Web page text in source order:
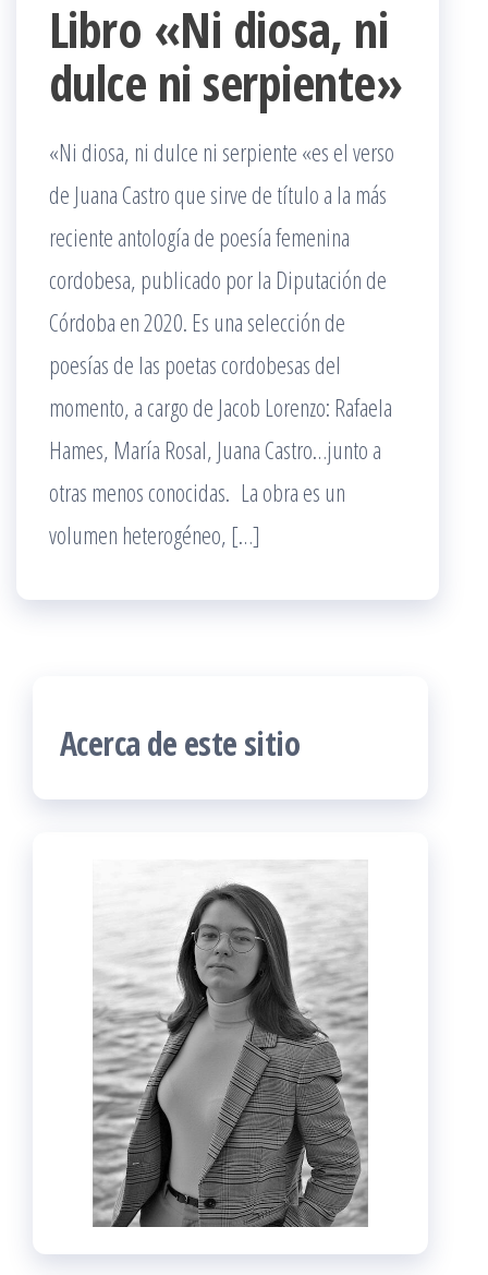
Libro «Ni diosa, ni
dulce ni serpiente»
«Ni diosa, ni dulce ni serpiente «es el verso
de Juana Castro que sirve de título a la más
reciente antología de poesía femenina
cordobesa, publicado por la Diputación de
Córdoba en 2020. Es una selección de
poesías de las poetas cordobesas del
momento, a cargo de Jacob Lorenzo: Rafaela
Hames, María Rosal, Juana Castro…junto a
otras menos conocidas. La obra es un
volumen heterogéneo, […]
Acerca de este sitio